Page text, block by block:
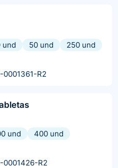
und 50 und
250 und
0001361-R2
und
400 und
0001426-R2